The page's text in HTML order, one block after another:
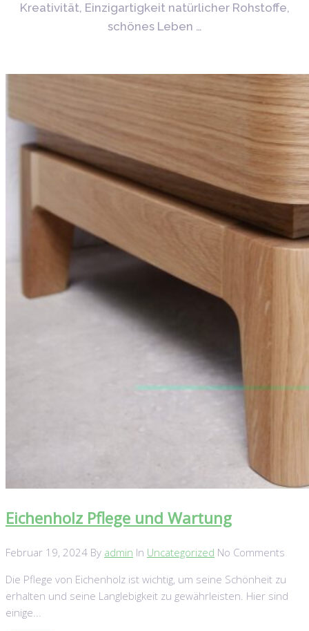
Kreativität, Einzigartigkeit natürlicher Rohstoffe,
schönes Leben …
Eichenholz Pflege und Wartung
Februar 19, 2024 By admin In Uncategorized No Comments
Die Pflege von Eichenholz ist wichtig, um seine Schönheit zu
erhalten und seine Langlebigkeit zu gewährleisten. Hier sind
einige...